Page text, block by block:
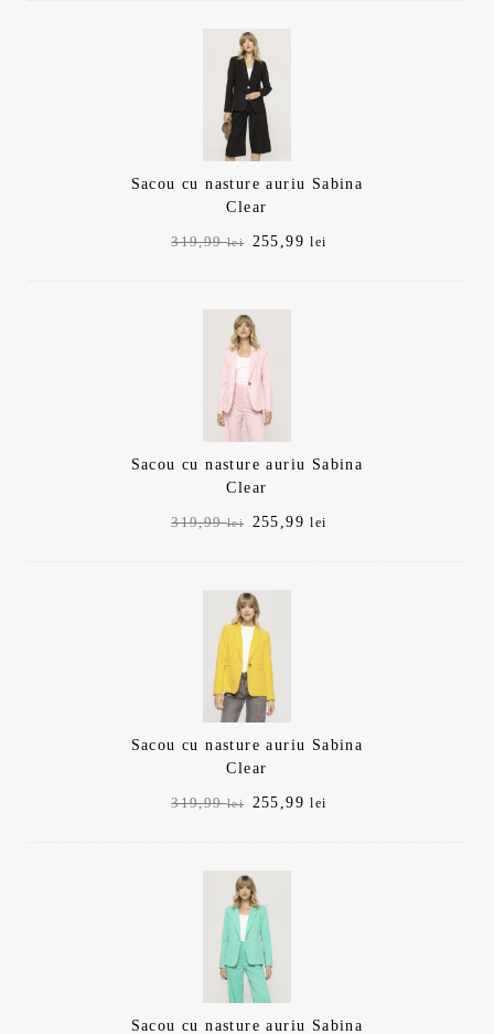
fost:
319,99 lei.
Sacou cu nasture auriu Sabina
Clear
319,99lei
Prețul
319,99 lei.
255,99lei
Sacou cu nasture auriu Sabina
Clear
319,99lei
Prețul
fost:
319,99 lei.
255,99lei
Sacou cu nasture auriu Sabina
Clear
319,99lei
Prețul
319,99 lei.
255,99lei
Sacou cu nasture auriu Sabina